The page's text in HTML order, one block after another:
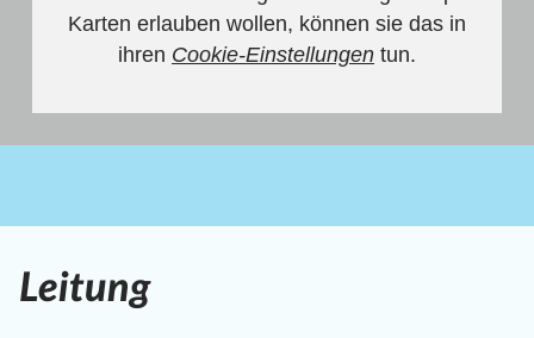
Karten erlauben wollen, können sie das in
ihren Cookie-Einstellungen tun.
Leitung